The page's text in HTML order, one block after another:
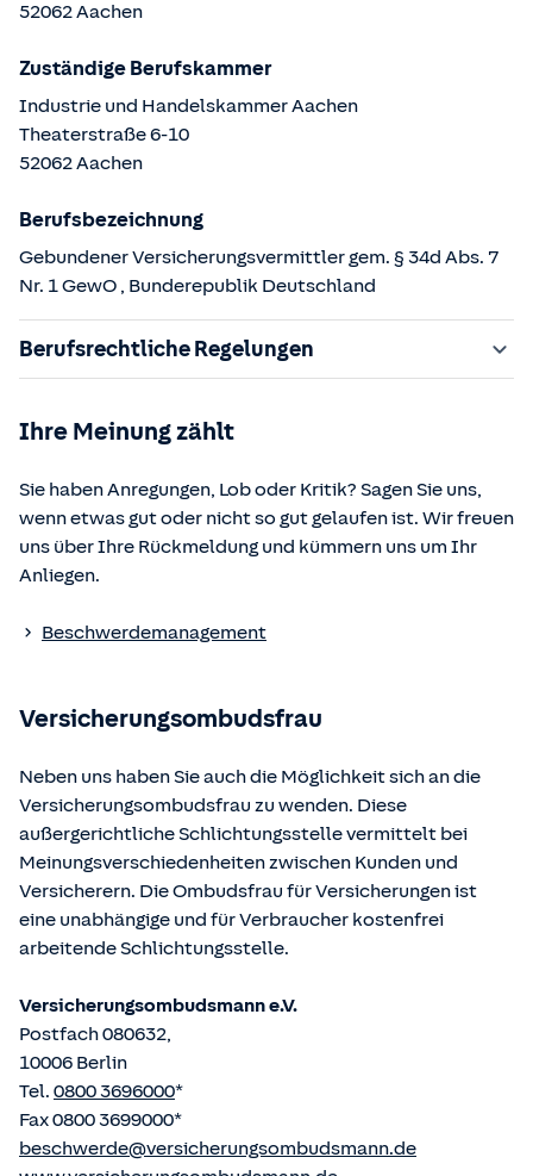
52062Aachen
Zuständige Berufskammer
Industrie und Handelskammer Aachen
Theaterstraße6-10
52062Aachen
Berufsbezeichnung
Gebundener Versicherungsvermittler gem. § 34d Abs. 7
Nr. 1 GewO , Bunderepublik Deutschland
Berufsrechtliche Regelungen
§§ 59 – 68 Gesetz über den Versicherungsvertrag
§ 48b Versicherungsaufsichtsgesetz (VAG)
Verordnung über die Versicherungsvermittlung und -
Die berufsrechtlichen Regelungen können über die vom
eingesehen und abgerufen werden.
Ihre Meinung zählt
Sie haben Anregungen, Lob oder Kritik? Sagen Sie uns,
wenn etwas gut oder nicht so gut gelaufen ist. Wir freuen
uns über Ihre Rückmeldung und kümmern uns um Ihr
Anliegen.
Beschwerdemanagement
Versicherungsombudsfrau
Neben uns haben Sie auch die Möglichkeit sich an die
Versicherungsombudsfrau zu wenden. Diese
außergerichtliche Schlichtungsstelle vermittelt bei
Meinungsverschiedenheiten zwischen Kunden und
Versicherern. Die Ombudsfrau für Versicherungen ist
eine unabhängige und für Verbraucher kostenfrei
arbeitende Schlichtungsstelle.
Versicherungsombudsmann e.V.
Postfach 080632,
10006 Berlin
Tel. 0800 3696000*
Fax 0800 3699000*
beschwerde@versicherungsombudsmann.de